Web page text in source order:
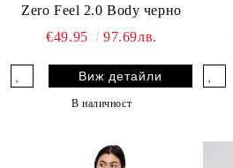
Zero Feel 2.0 Body черно
€49.95
97.69лв.
Виж детайли
В наличност